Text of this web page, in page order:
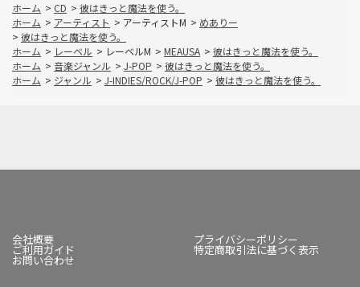
ホーム > CD > 彼はきっと魔法を使う。
ホーム > アーティスト > アーティストM > めありー
> 彼はきっと魔法を使う。
ホーム > レーベル > レーベルM > MEAUSA > 彼はきっと魔法を使う。
ホーム > 音楽ジャンル > J-POP > 彼はきっと魔法を使う。
ホーム > ジャンル > J-INDIES/ROCK/J-POP > 彼はきっと魔法を使う。
会社概要 プライバシーポリシー
ご利用ガイド 特定商取引法に基づく表示
お問い合わせ